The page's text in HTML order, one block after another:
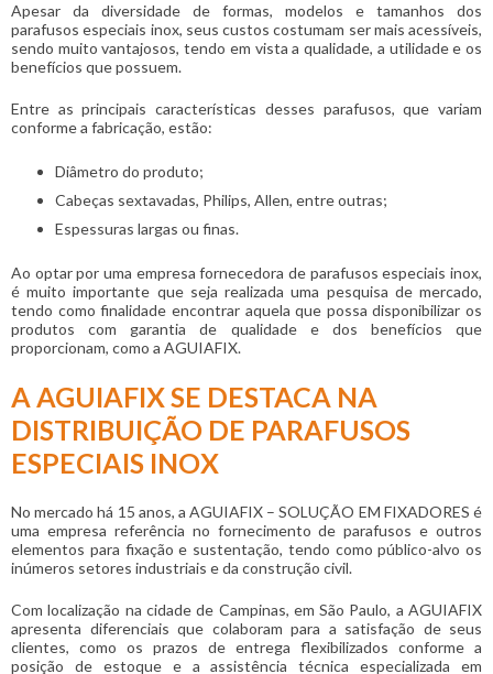
Apesar da diversidade de formas, modelos e tamanhos dos
parafusos especiais inox, seus custos costumam ser mais acessíveis,
sendo muito vantajosos, tendo em vista a qualidade, a utilidade e os
benefícios que possuem.
Entre as principais características desses parafusos, que variam
conforme a fabricação, estão:
Diâmetro do produto;
Cabeças sextavadas, Philips, Allen, entre outras;
Espessuras largas ou finas.
Ao optar por uma empresa fornecedora de parafusos especiais inox,
é muito importante que seja realizada uma pesquisa de mercado,
tendo como finalidade encontrar aquela que possa disponibilizar os
produtos com garantia de qualidade e dos benefícios que
proporcionam, como a AGUIAFIX.
A AGUIAFIX SE DESTACA NA
DISTRIBUIÇÃO DE PARAFUSOS
ESPECIAIS INOX
No mercado há 15 anos, a AGUIAFIX – SOLUÇÃO EM FIXADORES é
uma empresa referência no fornecimento de parafusos e outros
elementos para fixação e sustentação, tendo como público-alvo os
inúmeros setores industriais e da construção civil.
Com localização na cidade de Campinas, em São Paulo, a AGUIAFIX
apresenta diferenciais que colaboram para a satisfação de seus
clientes, como os prazos de entrega flexibilizados conforme a
posição de estoque e a assistência técnica especializada em